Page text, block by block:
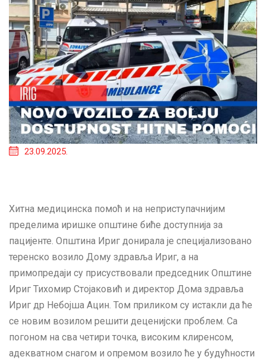
23.09.2025.
Хитна медицинска помоћ и на неприступачнијим
пределима иришке општине биће доступнија за
пацијенте. Општина Ириг донирала је специјализовано
теренско возило Дому здравља Ириг, а на
примопредаји су присуствовали председник Општине
Ириг Тихомир Стојаковић и директор Дома здравља
Ириг др Небојша Ацин. Том приликом су истакли да ће
се новим возилом решити деценијски проблем. Са
погоном на сва четири точка, високим клиренсом,
адекватном снагом и опремом возило ће у будућности